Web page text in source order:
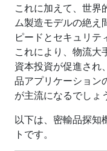
これに加えて、世界
ム製造モデルの絶え
ピードとセキュリテ
これにより、物流大
資本投資が促進され
品アプリケーション
が主流になるでしょ
以下は、密輸品探知
トです。